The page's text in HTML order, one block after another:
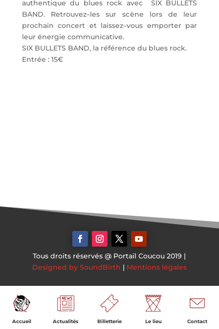
authentique du blues rock avec SIX BULLETS
BAND. Retrouvez–les sur scène lors de leur
prochain concert et laissez–vous emporter par
leur énergie communicative.
SIX BULLETS BAND, la référence du blues rock.
Entrée : 15€
Tous droits réservés @ Portail Coucou 2019 |
Designed by SoundBirth | Mentions légales
Accueil Actualités Billetterie Le lieu Contact